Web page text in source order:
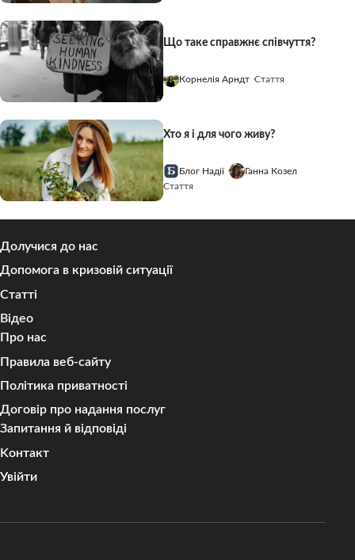
Що таке справжнє співчуття?
Корнелія Арндт Стаття
Хто я і для чого живу?
Блог Надії
Ганна Козел
Стаття
Долучися до нас
Допомога в кризовій ситуації
Статті
Відео
Про нас
Правила веб-сайту
Політика приватності
Договір про надання послуг
Запитання й відповіді
Kонтакт
Увійти